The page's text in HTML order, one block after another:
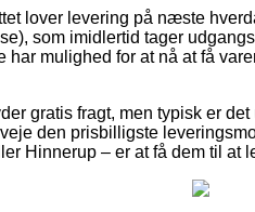
lover levering på næste
som imidlertid tager
har mulighed for at nå at få
gratis fragt, men typisk er
den prisbilligste
Hinnerup – er at få dem til at